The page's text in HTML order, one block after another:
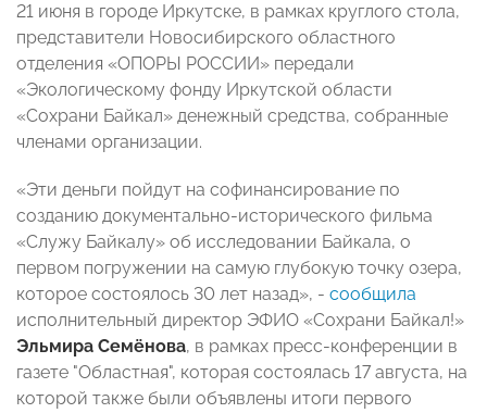
21 июня в городе Иркутске, в рамках круглого стола,
представители Новосибирского областного
отделения «ОПОРЫ РОССИИ» передали
«Экологическому фонду Иркутской области
«Сохрани Байкал» денежный средства, собранные
членами организации.
«Эти деньги пойдут на софинансирование по
созданию документально-исторического фильма
«Служу Байкалу» об исследовании Байкала, о
первом погружении на самую глубокую точку озера,
которое состоялось 30 лет назад», - сообщила
исполнительный директор ЭФИО «Сохрани Байкал!»
Эльмира Семёнова, в рамках пресс-конференции в
газете "Областная", которая состоялась 17 августа, на
которой также были объявлены итоги первого